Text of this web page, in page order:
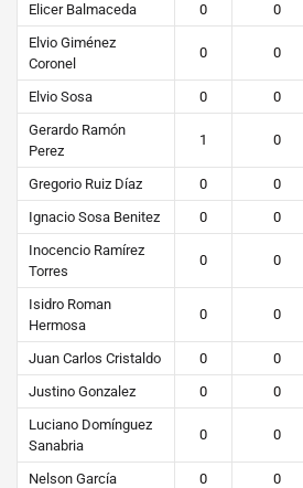
Elicer Balmaceda 0 0
Elvio Giménez
Coronel
0 0
Elvio Sosa 0 0
Gerardo Ramón
Perez
1 0
Gregorio Ruiz Díaz 0 0
Ignacio Sosa Benitez
0 0
Inocencio Ramírez
Torres
0 0
Isidro Roman
Hermosa
0 0
Juan Carlos Cristaldo 0 0
Justino Gonzalez
0 0
Luciano Domínguez
Sanabria
0 0
Nelson García 0 0